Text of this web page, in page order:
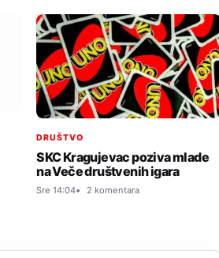
DRUŠTVO
SKC Kragujevac poziva mlade
na Veče društvenih igara
Sre 14:04 2 komentara